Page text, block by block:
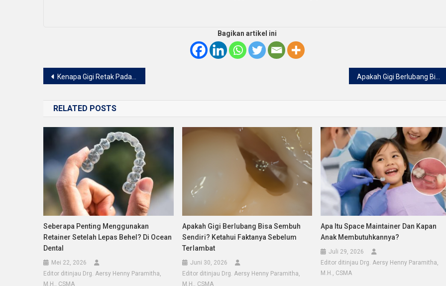
Bagikan artikel ini
Navigasi
Kenapa Gigi Retak Padahal Tidak Pernah Terbentur?
RELATED POSTS
Seberapa Penting Menggunakan
Retainer Setelah Lepas Behel? Di Ocean
Dental
Mei 22, 2026
Editor ditinjau Drg. Aersy Henny Paramitha,
M.H., CSMA
Apakah Gigi Berlubang Bisa Sembuh
Sendiri? Ketahui Faktanya Sebelum
Terlambat
Juni 30, 2026
Editor ditinjau Drg. Aersy Henny Paramitha,
M.H., CSMA
Apa Itu Space Maintainer Dan Kapan
Anak Membutuhkannya?
Juli 29, 2026
Editor ditinjau Drg. Aersy Henny Paramitha,
M.H., CSMA